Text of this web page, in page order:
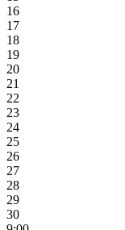
16
17
18
19
20
21
22
23
24
25
26
27
28
29
30